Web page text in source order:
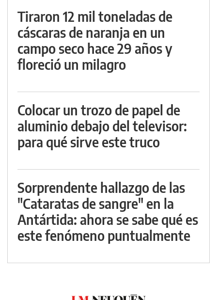
Tiraron 12 mil toneladas de
cáscaras de naranja en un
campo seco hace 29 años y
floreció un milagro
Colocar un trozo de papel de
aluminio debajo del televisor:
para qué sirve este truco
Sorprendente hallazgo de las
"Cataratas de sangre" en la
Antártida: ahora se sabe qué es
este fenómeno puntualmente